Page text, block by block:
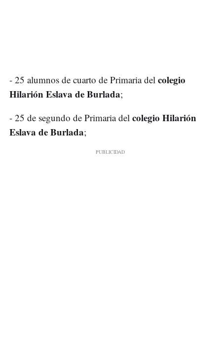
- 25 alumnos de cuarto de Primaria del colegio
Hilarión Eslava de Burlada;
- 25 de segundo de Primaria del colegio Hilarión
Eslava de Burlada;